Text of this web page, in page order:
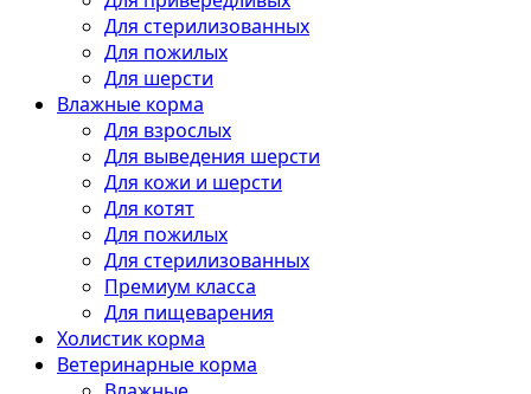
Для стерилизованных
Для пожилых
Для шерсти
Влажные корма
Для взрослых
Для выведения шерсти
Для кожи и шерсти
Для котят
Для пожилых
Для стерилизованных
Премиум класса
Для пищеварения
Холистик корма
Ветеринарные корма